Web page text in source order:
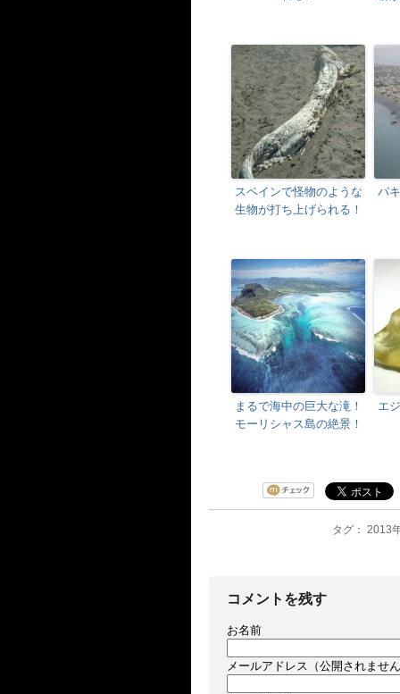
スペインで怪物のような
生物が打ち上げられる！
パ
まるで海中の巨大な滝！
モーリシャス島の絶景！
エ
タグ： 2013
コメントを残す
お名前
メールアドレス（公開されませ